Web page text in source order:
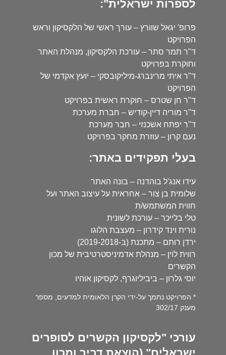
לספרות ישראלית":
פרופ' יגאל שוורץ – עורך ראשי של הלקסיקון וראש
הפרויקט
ד"ר תמר סתר – עורכת הלקסיקון, מנהלת האתר
וחוקרת בפרויקט
ד"ר איתי מרינברג-מיליקובסקי – יועץ אקדמי של
הפרויקט
ד"ר חן שטרס – חוקרת ראשית בפרויקט
ד"ר מוריה דיין-קודיש – חברת מערכת
ד"ר יפתח אשכנזי – חבר מערכת
נעם קרון – עוזרת מחקר בפרויקט
בעלי תפקידים באתר:
עידו אנג'ל בוהדנה – בונה האתר
שלומית בן צור – אחראית על עיצוב האתר ועל
חווית המשתמש/ת
טלי בלייכר – עורכת לשונית
נורית וינד קידרון – מעצבת הלוגו
ירדן רותם – מתכנת (ב-2019-2018)
רווית לוין – מנהלת אדמיניסטרטיבית של מכון
הקשרים
יוסי גלרון – ביביליוגרף, לקסיקון אוהיו
* הפרויקט נתמך על-ידי הקרן הלאומית למדעים, מספר
מענק 302/17
עורכי "לקסיקון הקשרים לסופרים